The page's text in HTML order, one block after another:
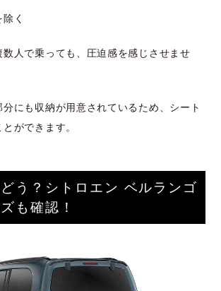
く
人で乗っても、圧迫感を感じさせませ
分にも収納が用意されているため、シート
ができます。
う？シトロエン ベルランゴ
も確認！